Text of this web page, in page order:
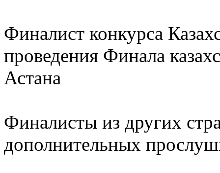
Финалист конкурса
проведения Финала
Астана
Финалисты из других
дополнительных